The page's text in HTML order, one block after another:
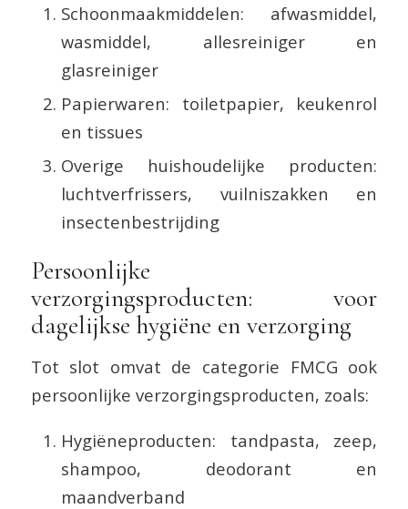
Schoonmaakmiddelen: afwasmiddel,
wasmiddel, allesreiniger en
glasreiniger
Papierwaren: toiletpapier, keukenrol
en tissues
Overige huishoudelijke producten:
luchtverfrissers, vuilniszakken en
insectenbestrijding
Persoonlijke
verzorgingsproducten: voor
dagelijkse hygiëne en verzorging
Tot slot omvat de categorie FMCG ook
persoonlijke verzorgingsproducten, zoals:
Hygiëneproducten: tandpasta, zeep,
shampoo, deodorant en
maandverband